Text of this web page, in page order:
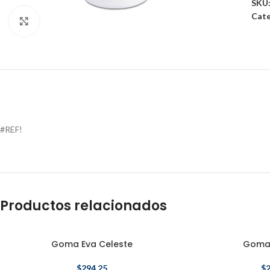
#REF!
Productos relacionados
Goma Eva Celeste